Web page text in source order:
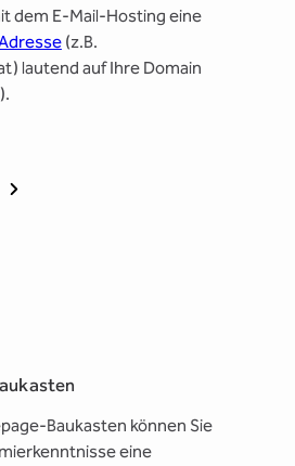
dem E-Mail-Hosting eine
(z.B.
lautend auf Ihre Domain
Baukasten können Sie
eine